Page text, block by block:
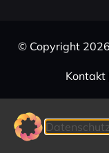
© Copy­right
Kontakt